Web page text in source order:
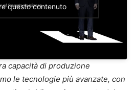
questo contenuto
capacità di produzione
le tecnologie più avanzate, con